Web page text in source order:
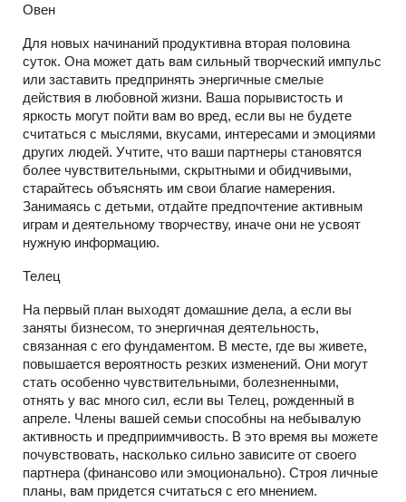
Овен
Для новых начинаний продуктивна вторая половина
суток. Она может дать вам сильный творческий импульс
или заставить предпринять энергичные смелые
действия в любовной жизни. Ваша порывистость и
яркость могут пойти вам во вред, если вы не будете
считаться с мыслями, вкусами, интересами и эмоциями
других людей. Учтите, что ваши партнеры становятся
более чувствительными, скрытными и обидчивыми,
старайтесь объяснять им свои благие намерения.
Занимаясь с детьми, отдайте предпочтение активным
играм и деятельному творчеству, иначе они не усвоят
нужную информацию.
Телец
На первый план выходят домашние дела, а если вы
заняты бизнесом, то энергичная деятельность,
связанная с его фундаментом. В месте, где вы живете,
повышается вероятность резких изменений. Они могут
стать особенно чувствительными, болезненными,
отнять у вас много сил, если вы Телец, рожденный в
апреле. Члены вашей семьи способны на небывалую
активность и предприимчивость. В это время вы можете
почувствовать, насколько сильно зависите от своего
партнера (финансово или эмоционально). Строя личные
планы, вам придется считаться с его мнением.